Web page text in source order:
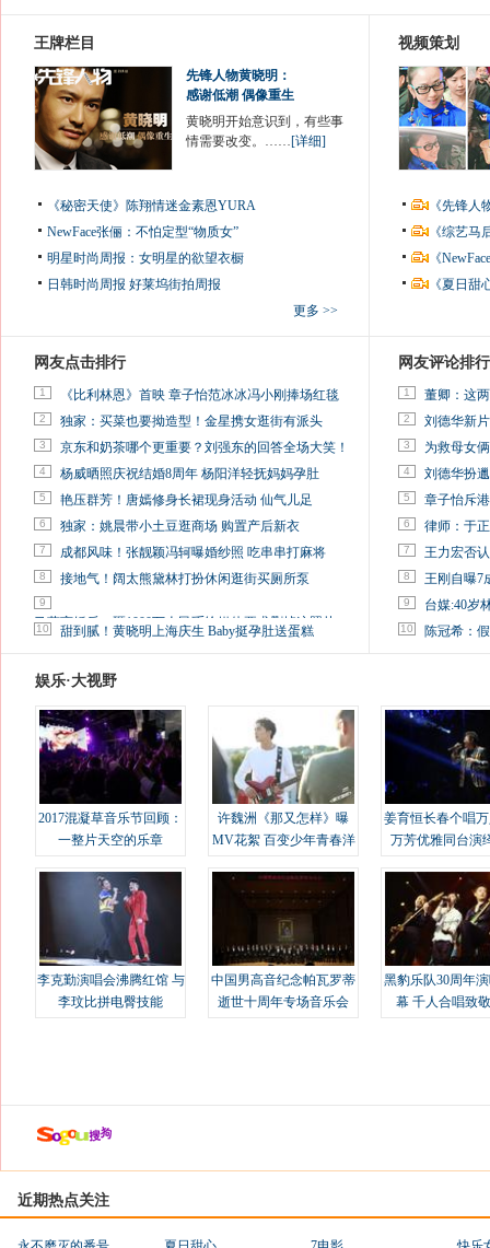
王牌栏目
先锋人物黄晓明：
感谢低潮 偶像重生
黄晓明开始意识到，有些事
情需要改变。……[详细]
《秘密天使》陈翔情迷金素恩YURA
NewFace张俪：不怕定型“物质女”
明星时尚周报：女明星的欲望衣橱
日韩时尚周报 好莱坞街拍周报
更多 >>
视频策划
《先锋
《综艺
《
《夏日
网友点击排行
1 《比利林恩》首映 章子怡范冰冰冯小刚捧场红毯
2 独家：买菜也要拗造型！金星携女逛街有派头
3 京东和奶茶哪个更重要？刘强东的回答全场大笑！
4 杨威晒照庆祝结婚8周年 杨阳洋轻抚妈妈孕肚
5 艳压群芳！唐嫣修身长裙现身活动 仙气儿足
6 独家：姚晨带小土豆逛商场 购置产后新衣
7 成都风味！张靓颖冯轲曝婚纱照 吃串串打麻将
8 接地气！阔太熊黛林打扮休闲逛街买厕所泵
9
马蓉离婚后，砸1000万人民币给媒体要求删掉这照片
10 甜到腻！黄晓明上海庆生 Baby挺孕肚送蛋糕
网友评论排行
1 董卿：这
2 刘德华新
3 为救母女
4 刘德华扮
5 章子怡斥
6 律师：于
7 王力宏否
8 王刚自曝7
9 台媒:40岁
10 陈冠希：
娱乐·大视野
2017混凝草音乐节回顾：
一整片天空的乐章
许魏洲《那又怎样》曝
MV花絮 百变少年青春洋
姜育恒长春个唱
万芳优雅同台演
李克勤演唱会沸腾红馆 与
李玟比拼电臀技能
中国男高音纪念帕瓦罗蒂
逝世十周年专场音乐会
黑豹乐队30周年
幕 千人合唱致
近期热点关注